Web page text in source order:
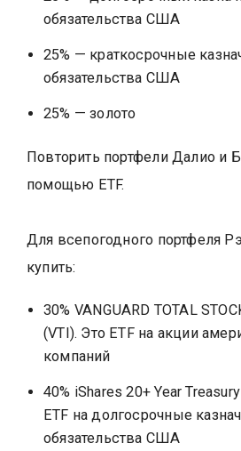
обязательства США
25% — краткосрочные
обязательства США
25% — золото
Повторить портфели Далио и
помощью ETF.
Для всепогодного портфеля
купить:
30% VANGUARD TOTAL
(VTI). Это ETF на акции
компаний
40% iShares 20+ Year
ETF на долгосрочные
обязательства США